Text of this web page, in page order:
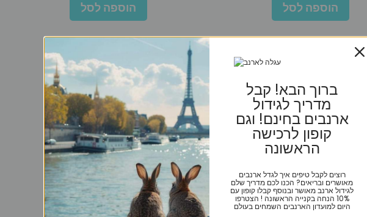
הוספה לסל הוספה לסל
ברוך הבא! קבל
מדריך לגידול
ארנבים בחינם! וגם
קופון לרכישה
הראשונה
רוצים לקבל טיפים איך לגדל ארנבים
מאושרים ובריאים? הכנו לכם מדריך שלם
לגידול ארנב מאושר ובנוסף קבלו קופון עם
10% הנחה בקנייה הראשונה ! הצטרפו
היום למועדון הארנבים השמחים בעולם